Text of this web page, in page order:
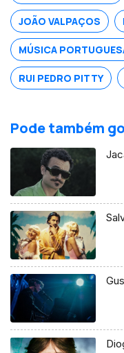
JOÃO VALPAÇOS
MÚSICA
RUI PEDRO PITTY
Pode também